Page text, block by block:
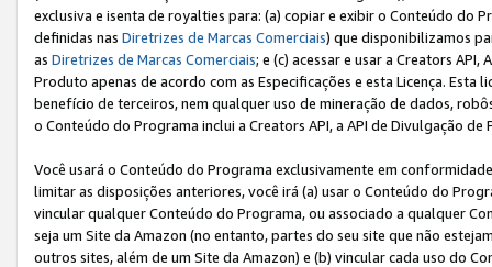
exclusiva e isenta de royalties para: (a) copiar e exibir o Conteúdo do
definidas nas Diretrizes de Marcas Comerciais) que disponibilizamos
as Diretrizes de Marcas Comerciais; e (c) acessar e usar a Creators
Produto apenas de acordo com as Especificações e esta Licença.
benefício de terceiros, nem qualquer uso de mineração de dados,
o Conteúdo do Programa inclui a Creators API, a API de Divulgação
Você usará o Conteúdo do Programa exclusivamente em
limitar as disposições anteriores, você irá (a) usar o Conteúdo do
vincular qualquer Conteúdo do Programa, ou associado a qualquer
seja um Site da Amazon (no entanto, partes do seu site que não
outros sites, além de um Site da Amazon) e (b) vincular cada uso do